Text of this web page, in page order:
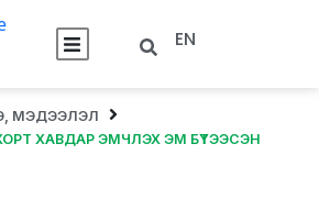
EN
МЭДЭЭЛЭЛ
ХАВДАР ЭМЧЛЭХ ЭМ БҮТЭЭСЭН